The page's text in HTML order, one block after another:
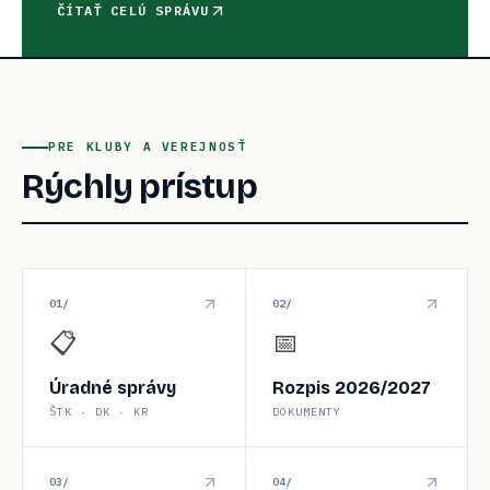
ČÍTAŤ CELÚ SPRÁVU
PRE KLUBY A VEREJNOSŤ
Rýchly prístup
01/
📋
Úradné správy
ŠTK · DK · KR
02/
📅
Rozpis 2026/2027
DOKUMENTY
03/ 04/